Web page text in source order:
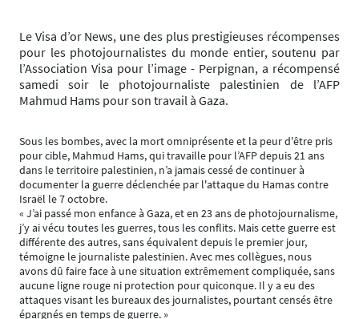
Le Visa d’or News, une des plus prestigieuses récompenses
pour les photojournalistes du monde entier, soutenu par
l’Association Visa pour l’image - Perpignan, a récompensé
samedi soir le photojournaliste palestinien de l’AFP
Mahmud Hams pour son travail à Gaza.
Sous les bombes, avec la mort omniprésente et la peur d'être pris
pour cible, Mahmud Hams, qui travaille pour l’AFP depuis 21 ans
dans le territoire palestinien, n’a jamais cessé de continuer à
documenter la guerre déclenchée par l'attaque du Hamas contre
Israël le 7 octobre.
« J’ai passé mon enfance à Gaza, et en 23 ans de photojournalisme,
j’y ai vécu toutes les guerres, tous les conflits. Mais cette guerre est
différente des autres, sans équivalent depuis le premier jour,
témoigne le journaliste palestinien. Avec mes collègues, nous
avons dû faire face à une situation extrêmement compliquée, sans
aucune ligne rouge ni protection pour quiconque. Il y a eu des
attaques visant les bureaux des journalistes, pourtant censés être
épargnés en temps de guerre. »